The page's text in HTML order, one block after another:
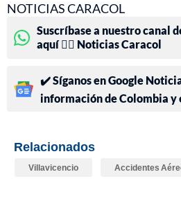
NOTICIAS CARACOL
Suscríbase a nuestro canal
aquí 👉🏻 Noticias Caracol
✔️ Síganos en Google
información de Colombia y
Relacionados
Villavicencio Accidentes